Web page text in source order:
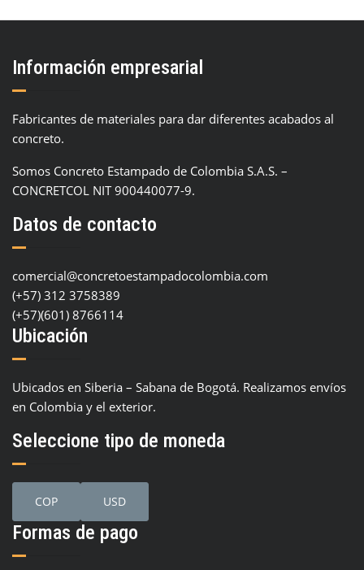
Información empresarial
Fabricantes de materiales para dar diferentes acabados al
concreto.
Somos Concreto Estampado de Colombia S.A.S. –
CONCRETCOL NIT 900440077-9.
Datos de contacto
comercial@concretoestampadocolombia.com
(+57) 312 3758389
(+57)(601) 8766114
Ubicación
Ubicados en Siberia – Sabana de Bogotá. Realizamos envíos
en Colombia y el exterior.
Seleccione tipo de moneda
COP USD
Formas de pago